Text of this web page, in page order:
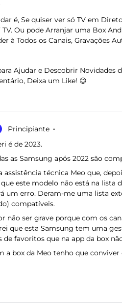
é, Se quiser ver só TV em
TV. Ou pode Arranjar uma Box
à Todos os Canais, Gravações
Ajudar e Descobrir Novidades
Deixa um Like! 😉
Principiante
é de 2023.
as Samsung após 2022 são
assistência técnica Meo que,
este modelo não está na lista
um erro. Deram-me uma lista
compatíveis.
não ser grave porque com os
que esta Samsung tem uma
de favoritos que na app da box
a box da Meo tenho que